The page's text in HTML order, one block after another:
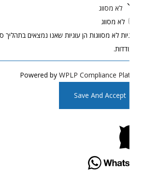
לא מסווג
לא מסווג
לא מסווגות הן עוגיות שאנו נמצאים בתהליך סיווג,
Powered byWPLP Compliance
Save And Accept